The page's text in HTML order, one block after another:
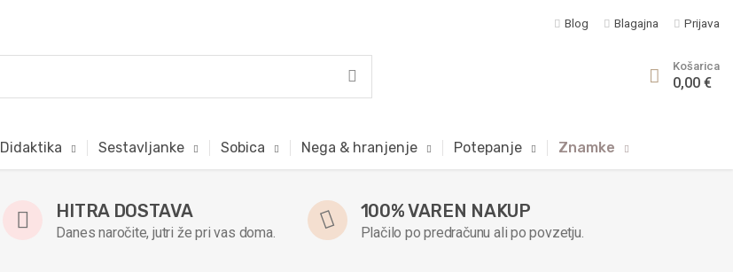
Blog Blagajna Prijava
Košarica
0,00 €
Didaktika Sestavljanke Sobica Nega & hranjenje Potepanje Znamke
HITRA DOSTAVA
Danes naročite, jutri že pri vas doma.
100% VAREN NAKUP
Plačilo po predračunu ali po povzetju.